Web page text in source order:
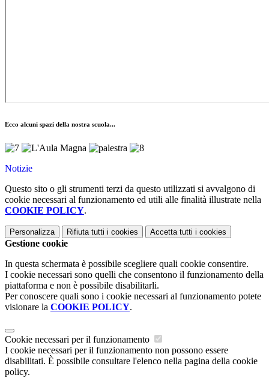
Ecco alcuni spazi della nostra scuola...
Notizie
Questo sito o gli strumenti terzi da questo utilizzati si avvalgono di
cookie necessari al funzionamento ed utili alle finalità illustrate nella
COOKIE POLICY.
Personalizza Rifiuta tutti i cookies Accetta tutti i cookies
Gestione cookie
In questa schermata è possibile scegliere quali cookie consentire.
I cookie necessari sono quelli che consentono il funzionamento della
piattaforma e non è possibile disabilitarli.
Per conoscere quali sono i cookie necessari al funzionamento potete
visionare la COOKIE POLICY.
Cookie necessari per il funzionamento
I cookie necessari per il funzionamento non possono essere
disabilitati. È possibile consultare l'elenco nella pagina della cookie
policy.